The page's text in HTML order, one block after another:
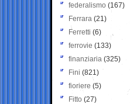
federalismo (167)
Ferrara (21)
Ferretti (6)
ferrovie (133)
finanziaria (325)
Fini (821)
fioriere (5)
Fitto (27)